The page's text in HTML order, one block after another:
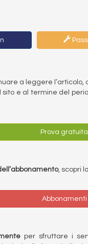
a leggere l’articolo,
e al termine del
Prova gratuita
, scopri
Abbonamenti
per sfruttare i